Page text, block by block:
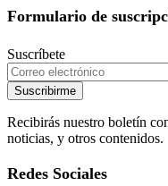
Formulario de
Suscríbete
Suscribirme
Recibirás nuestro boletín
noticias, y otros contenidos.
Redes Sociales